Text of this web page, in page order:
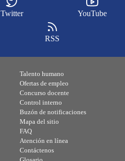
Twitter YouTube
RSS
Talento humano
Ofertas de empleo
Concurso docente
Control interno
Buzón de notificaciones
Mapa del sitio
FAQ
Atención en línea
Contáctenos